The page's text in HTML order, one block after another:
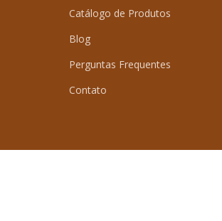
Catálogo de Produtos
Blog
Perguntas Frequentes
Contato